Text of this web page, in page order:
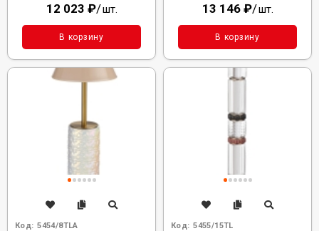
12 023 ₽/шт.
В корзину
13 146 ₽/шт.
В корзину
Код: 5454/8TLA Код: 5455/15TL